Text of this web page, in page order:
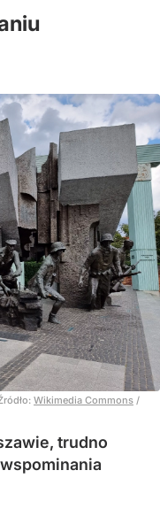
Wikimedia Commons /
trudno